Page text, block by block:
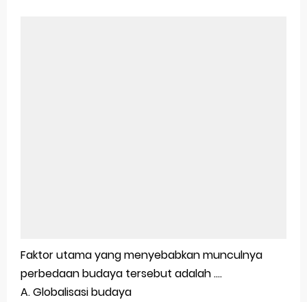
Faktor utama yang menyebabkan munculnya
perbedaan budaya tersebut adalah ....
A. Globalisasi budaya